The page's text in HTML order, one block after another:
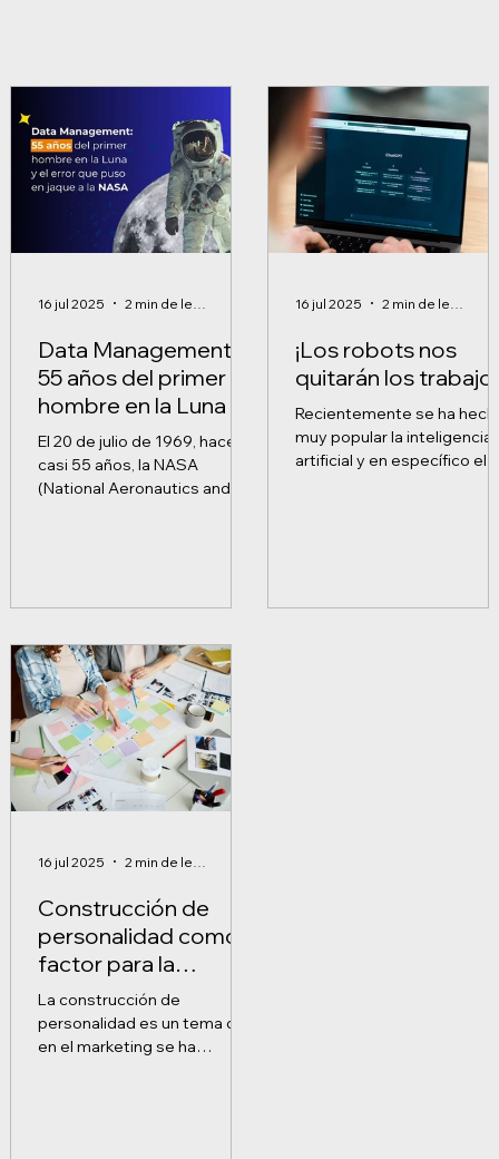
Data Management:
55 años del primer
hombre en la Luna y
el error que puso en
jaque a la NASA
El 20 de julio de 1969, hace
casi 55 años, la NASA
(National Aeronautics and
16 jul 2025
¡Los robots nos
quitarán los
Recientemente se ha
muy popular la inteligencia
artificial y en específico el
16 jul 2025
Construcción de
personalidad como
factor para la
innovación
La construcción de
personalidad es un tema que
en el marketing se ha
16 jul 2025